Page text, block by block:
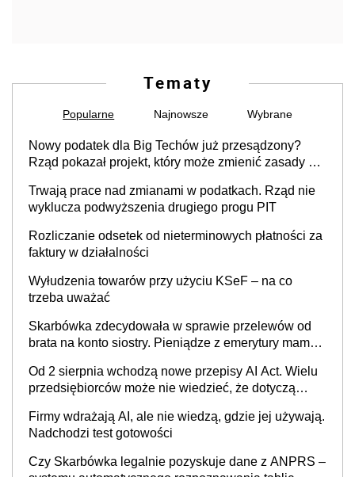
Tematy
Popularne Najnowsze Wybrane
Nowy podatek dla Big Techów już przesądzony?
Rząd pokazał projekt, który może zmienić zasady gry
Trwają prace nad zmianami w podatkach. Rząd nie
wyklucza podwyższenia drugiego progu PIT
Rozliczanie odsetek od nieterminowych płatności za
faktury w działalności
Wyłudzenia towarów przy użyciu KSeF – na co
trzeba uważać
Skarbówka zdecydowała w sprawie przelewów od
brata na konto siostry. Pieniądze z emerytury mamy
będzie
Od 2 sierpnia wchodzą nowe przepisy AI Act. Wielu
przedsiębiorców może nie wiedzieć, że dotyczą
Firmy wdrażają AI, ale nie wiedzą, gdzie jej używają.
Nadchodzi test gotowości
Czy Skarbówka legalnie pozyskuje dane z ANPRS –